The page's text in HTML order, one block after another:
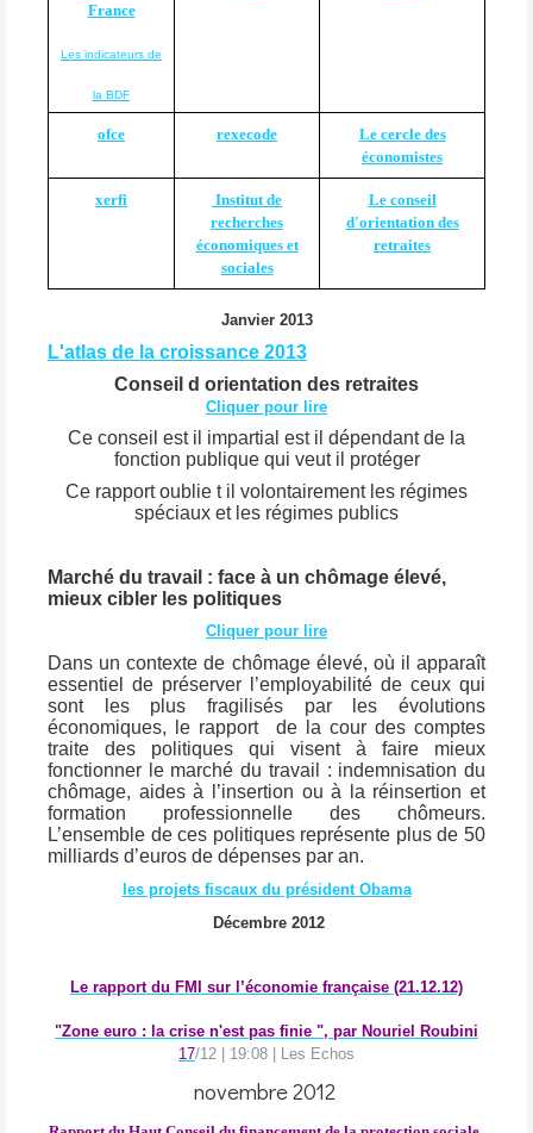
France
Les indicateurs de
la BDF
ofce rexecode
Le cercle des
économistes
xerfi
Institut de
recherches
économiques et
sociales
Le conseil
d'orientation des
retraites
Janvier 2013
L'atlas de la croissance 2013
Conseil d orientation des retraites
Cliquer pour lire
Ce conseil est il impartial est il dépendant de la
fonction publique qui veut il protéger
Ce rapport oublie t il volontairement les régimes
spéciaux et les régimes publics
Marché du travail : face à un chômage élevé,
mieux cibler les politiques
Cliquer pour lire
Dans un contexte de chômage élevé, où il apparaît
essentiel de préserver l’employabilité de ceux qui
sont les plus fragilisés par les évolutions
économiques, le rapport
de la cour des comptes
traite des politiques qui visent à faire mieux
fonctionner le marché du travail : indemnisation du
chômage, aides à l’insertion ou à la réinsertion et
formation professionnelle des chômeurs.
L’ensemble de ces politiques représente plus de 50
milliards d’euros de dépenses par an.
les projets fiscaux du président Obama
Décembre 2012
Le rapport du FMI sur l’économie française (21.12.12)
"Zone euro : la crise n'est pas finie ", par Nouriel Roubini
17/12 | 19:08 | Les Echos
novembre 2012